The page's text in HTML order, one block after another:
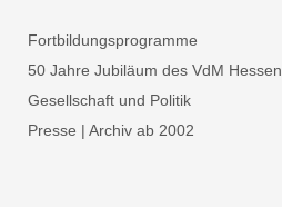
Fortbildungsprogramme
50 Jahre Jubiläum des VdM Hessen
Gesellschaft und Politik
Presse | Archiv ab 2002